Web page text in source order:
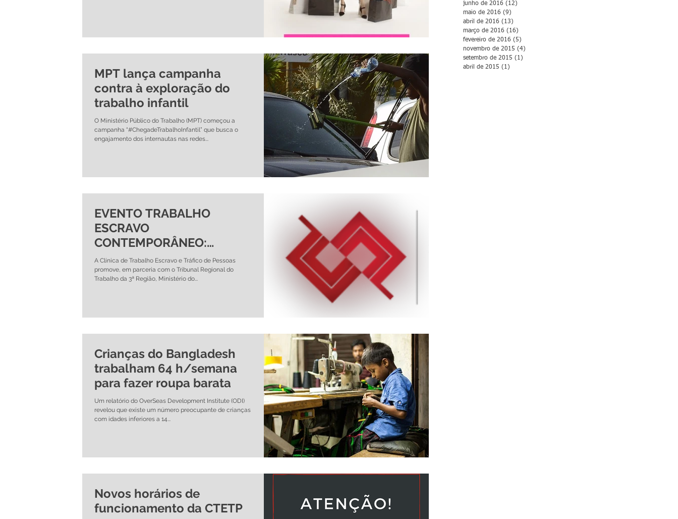
MPT lança campanha
contra à exploração do
trabalho infantil
O Ministério Público do Trabalho (MPT) começou a
campanha “#ChegadeTrabalhoInfantil” que busca o
engajamento dos internautas nas redes...
EVENTO TRABALHO
ESCRAVO
CONTEMPORÂNEO:
DESAFIOS E
PERSPECTIVAS
A Clínica de Trabalho Escravo e Tráfico de Pessoas
promove, em parceria com o Tribunal Regional do
Trabalho da 3ª Região, Ministério do...
Crianças do Bangladesh
trabalham 64 h/semana
para fazer roupa barata
Um relatório do OverSeas Development Institute (ODI)
revelou que existe um número preocupante de crianças
com idades inferiores a 14...
Novos horários de
funcionamento da CTETP
junho de 2016 (12)
maio de 2016 (9)
abril de 2016 (13)
março de 2016 (16)
fevereiro de 2016 (5)
novembro de 2015 (4)
setembro de 2015 (1)
abril de 2015 (1)